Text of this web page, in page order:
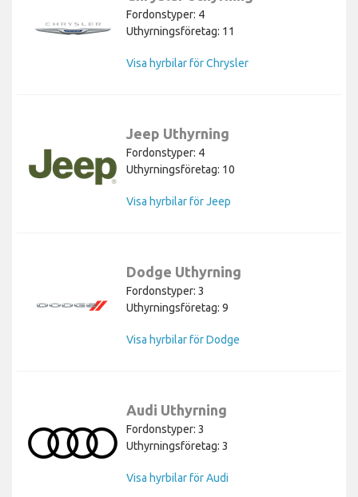
Fordonstyper: 4
Uthyrningsföretag: 11
Visa hyrbilar för Chrysler
Jeep Uthyrning
Fordonstyper: 4
Uthyrningsföretag: 10
Visa hyrbilar för Jeep
Dodge Uthyrning
Fordonstyper: 3
Uthyrningsföretag: 9
Visa hyrbilar för Dodge
Audi Uthyrning
Fordonstyper: 3
Uthyrningsföretag: 3
Visa hyrbilar för Audi